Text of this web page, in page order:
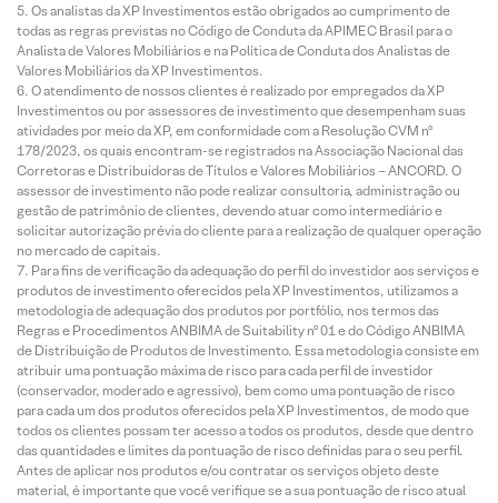
Os analistas da XP Investimentos estão obrigados ao cumprimento de
todas as regras previstas no Código de Conduta da APIMEC Brasil para o
Analista de Valores Mobiliários e na Política de Conduta dos Analistas de
Valores Mobiliários da XP Investimentos.
O atendimento de nossos clientes é realizado por empregados da XP
Investimentos ou por assessores de investimento que desempenham suas
atividades por meio da XP, em conformidade com a Resolução CVM nº
178/2023, os quais encontram-se registrados na Associação Nacional das
Corretoras e Distribuidoras de Títulos e Valores Mobiliários – ANCORD. O
assessor de investimento não pode realizar consultoria, administração ou
gestão de patrimônio de clientes, devendo atuar como intermediário e
solicitar autorização prévia do cliente para a realização de qualquer operação
no mercado de capitais.
Para fins de verificação da adequação do perfil do investidor aos serviços e
produtos de investimento oferecidos pela XP Investimentos, utilizamos a
metodologia de adequação dos produtos por portfólio, nos termos das
Regras e Procedimentos ANBIMA de Suitability nº 01 e do Código ANBIMA
de Distribuição de Produtos de Investimento. Essa metodologia consiste em
atribuir uma pontuação máxima de risco para cada perfil de investidor
(conservador, moderado e agressivo), bem como uma pontuação de risco
para cada um dos produtos oferecidos pela XP Investimentos, de modo que
todos os clientes possam ter acesso a todos os produtos, desde que dentro
das quantidades e limites da pontuação de risco definidas para o seu perfil.
Antes de aplicar nos produtos e/ou contratar os serviços objeto deste
material, é importante que você verifique se a sua pontuação de risco atual